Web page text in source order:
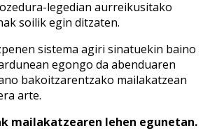
legedian aurreikusitako
soilik egin ditzaten.
sistema agiri sinatuekin baino
egongo da abenduaren
bakoitzarentzako mailakatzean
arte.
mailakatzearen lehen egunetan.